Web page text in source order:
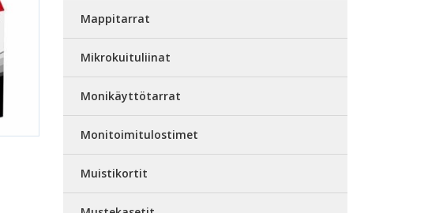
Mappitarrat
Mikrokuituliinat
Monikäyttötarrat
Monitoimitulostimet
Muistikortit